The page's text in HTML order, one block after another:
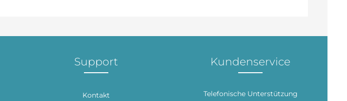
Kundenservice
Telefonische Unterstützung
Support
Kontakt